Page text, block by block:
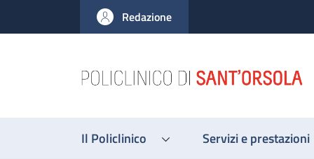
al contenuto principale
to footer content
Redazione
Il Policlinico Servizi e prestazioni